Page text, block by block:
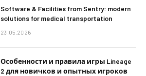
Software & Facilities from Sentry: modern
solutions for medical transportation
23.05.2026
Особенности и правила игры Lineage
2 для новичков и опытных игроков